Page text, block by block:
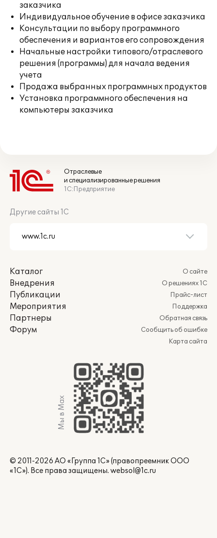
заказчика
Индивидуальное обучение в офисе заказчика
Консультации по выбору программного
обеспечения и вариантов его сопровождения
Начальные настройки типового/отраслевого
решения (программы) для начала ведения
учета
Продажа выбранных программных продуктов
Установка программного обеспечения на
компьютеры заказчика
Отраслевые
и специализированные решения
1С:Предприятие
Другие сайты 1С
Каталог
Внедрения
Публикации
Мероприятия
Партнеры
Форум
О сайте
О решениях 1С
Прайс-лист
Поддержка
Обратная связь
Сообщить об ошибке
Карта сайта
Мы в Max
© 2011-2026 АО «Группа 1С» (правопреемник ООО
«1С»). Все права защищены. websol@1c.ru